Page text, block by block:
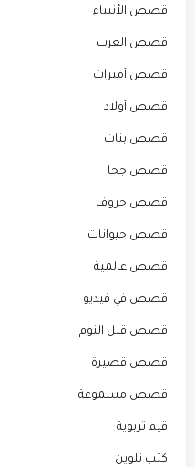
قصص الأنبياء
قصص العرب
قصص أميرات
قصص أولاد
قصص بنات
قصص جحا
قصص حروف
قصص حيوانات
قصص عالمية
قصص في فيديو
قصص قبل النوم
قصص قصيرة
قصص مسموعة
قيم تربوية
كتب تلوين